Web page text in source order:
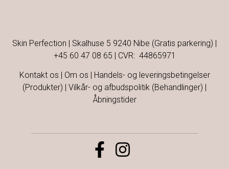
Skin Perfection | Skalhuse 5 9240 Nibe (Gratis parkering) |
+45 60 47 08 65 | CVR: 44865971
Kontakt os | Om os | Handels- og leveringsbetingelser
(Produkter) | Vilkår- og afbudspolitik (Behandlinger) |
Åbningstider